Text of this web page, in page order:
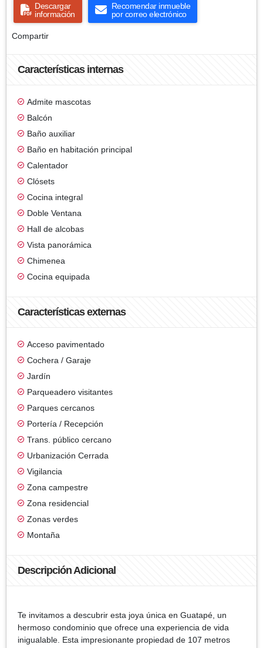
Descargar
información
Recomendar inmueble
por correo electrónico
Compartir
Características internas
Admite mascotas
Balcón
Baño auxiliar
Baño en habitación principal
Calentador
Clósets
Cocina integral
Doble Ventana
Hall de alcobas
Vista panorámica
Chimenea
Cocina equipada
Características externas
Acceso pavimentado
Cochera / Garaje
Jardín
Parqueadero visitantes
Parques cercanos
Portería / Recepción
Trans. público cercano
Urbanización Cerrada
Vigilancia
Zona campestre
Zona residencial
Zonas verdes
Montaña
Descripción Adicional
Te invitamos a descubrir esta joya única en Guatapé, un
hermoso condominio que ofrece una experiencia de vida
inigualable. Esta impresionante propiedad de 107 metros